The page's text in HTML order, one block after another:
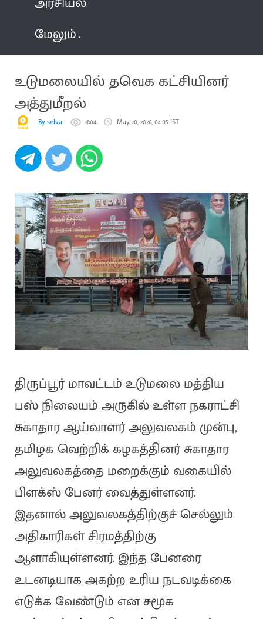
மேலும்
உடுமலையில் தவெக கட்சியினர்
அத்துமீறல்
By selva 1804 May 20, 2026, 04:05 IST
திருப்பூர் மாவட்டம் உடுமலை மத்திய
பஸ் நிலையம் அருகில் உள்ள நகராட்சி
சுகாதார ஆய்வாளர் அலுவலகம் முன்பு,
தமிழக வெற்றிக் கழகத்தினர் சுகாதார
அலுவலகத்தை மறைக்கும் வகையில்
பிளக்ஸ் பேனர் வைத்துள்ளனர்.
இதனால் அலுவலகத்திற்குச் செல்லும்
அதிகாரிகள் சிரமத்திற்கு
ஆளாகியுள்ளனர். இந்த பேனரை
உடனடியாக அகற்ற உரிய நடவடிக்கை
எடுக்க வேண்டும் என சமூக